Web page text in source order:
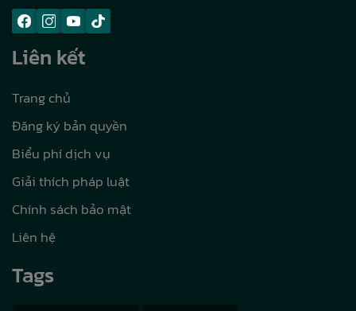
Liên kết
Trang chủ
Đăng ký bản quyền
Biểu phí dịch vụ
Giải thích pháp luật
Chính sách bảo mật
Liên hệ
Tags